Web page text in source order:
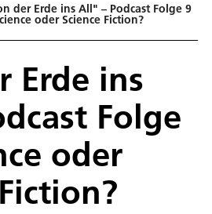
der Erde ins All" – Podcast Folge 9
oder Science Fiction?
Erde ins
Folge
oder